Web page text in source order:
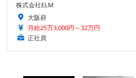
株式会社ELM
大阪府
月給25万3,000円～32万円
正社員